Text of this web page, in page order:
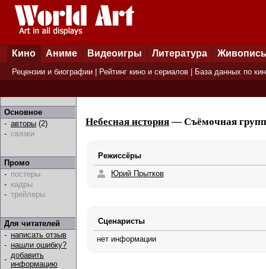
Кино Аниме Видеоигры Литература Живопись
Рецензии и биографии Рейтинг кино и сериалов База данных по
Основное
- авторы (2)
- связки
Промо
- постеры
- кадры
- трейлеры
Для читателей
- написать отзыв
- нашли ошибку?
- добавить
информацию
Небесная история— Съёмочная
Режиссёры
Юрий Прытков
Сценаристы
нет информации